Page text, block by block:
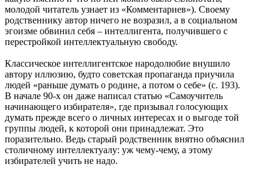
молодой читатель узнает из «Комментариев»). Своему
родственнику автор ничего не возразил, а в социальном
эгоизме обвинил себя – интеллигента, получившего с
перестройкой интеллектуальную свободу.
Классическое интеллигентское народолюбие внушило
автору иллюзию, будто советская пропаганда приучила
людей «раньше думать о родине, а потом о себе» (с. 193).
В начале 90-х он даже написал статью «Самоучитель
начинающего избирателя», где призывал голосующих
думать прежде всего о личных интересах и о выгоде той
группы людей, к которой они принадлежат. Это
поразительно. Ведь старый родственник внятно объяснил
столичному интеллектуалу: уж чему-чему, а этому
избирателей учить не надо.